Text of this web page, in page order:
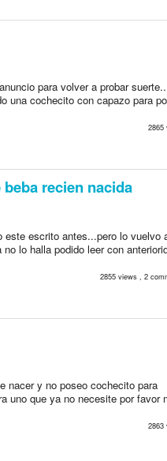
para volver a probar
una cochecito con capazo para
2865
recien nacida
este escrito antes...pero lo vuelvo
lo halla podido leer con
2855 views , 2
nacer y no poseo cochecito para
uno que ya no necesite por favor
2863